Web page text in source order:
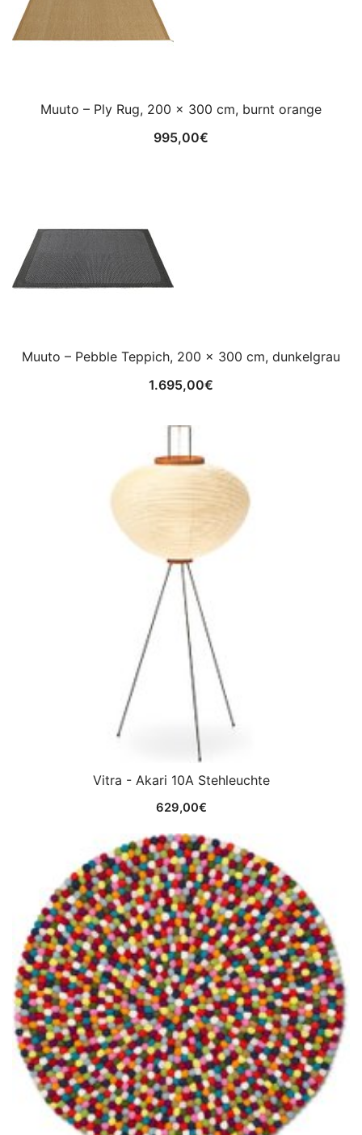
Muuto – Ply Rug, 200 x 300 cm, burnt orange
995,00€
Muuto – Pebble Teppich, 200 x 300 cm, dunkelgrau
1.695,00€
Vitra - Akari 10A Stehleuchte
629,00€